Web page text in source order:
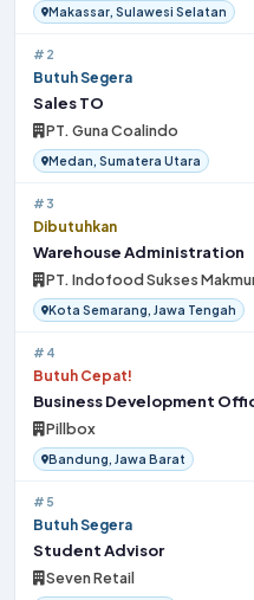
Makassar, Sulawesi Selatan
#2
Butuh Segera
Sales TO
PT. Guna Coalindo
Medan, Sumatera Utara
#3
Dibutuhkan
Warehouse Administration
PT. Indofood Sukses
Kota Semarang, Jawa Tengah
#4
Butuh Cepat!
Business Development
Pillbox
Bandung, Jawa Barat
#5
Butuh Segera
Student Advisor
Seven Retail